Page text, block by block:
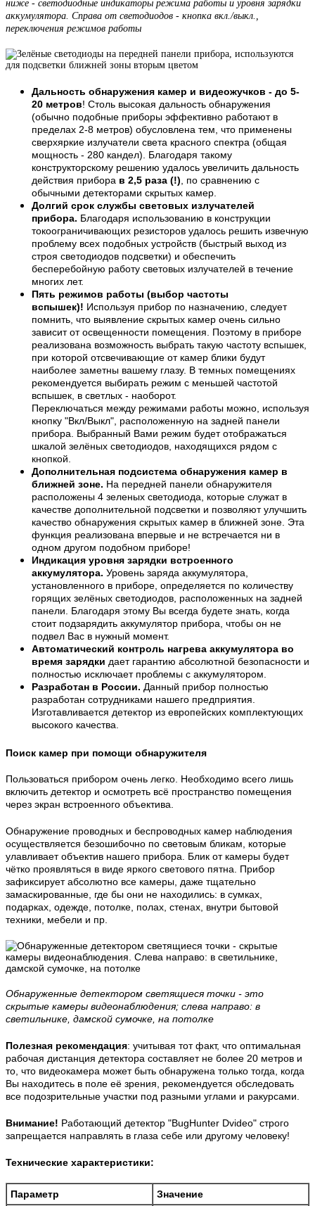
ниже - светодиодные индикаторы режима работы и уровня зарядки
аккумулятора. Справа от светодиодов - кнопка вкл./выкл.,
переключения режимов работы
Дальность обнаружения камер и видеожучков - до 5-
20 метров! Столь высокая дальность обнаружения
(обычно подобные приборы эффективно работают в
пределах 2-8 метров) обусловлена тем, что применены
сверхяркие излучатели света красного спектра (общая
мощность - 280 кандел). Благодаря такому
конструкторскому решению удалось увеличить дальность
действия прибора в 2,5 раза (!) , по сравнению с
обычными детекторами скрытых камер.
Долгий срок службы световых излучателей
прибора. Благодаря использованию в конструкции
токоограничивающих резисторов удалось решить извечную
проблему всех подобных устройств (быстрый выход из
строя светодиодов подсветки) и обеспечить
бесперебойную работу световых излучателей в течение
многих лет.
Пять режимов работы (выбор частоты
вспышек)! Используя прибор по назначению, следует
помнить, что выявление скрытых камер очень сильно
зависит от освещенности помещения. Поэтому в приборе
реализована возможность выбрать такую частоту вспышек,
при которой отсвечивающие от камер блики будут
наиболее заметны вашему глазу. В темных помещениях
рекомендуется выбирать режим с меньшей частотой
вспышек, в светлых - наоборот.
Переключаться между режимами работы можно, используя
кнопку "Вкл/Выкл", расположенную на задней панели
прибора. Выбранный Вами режим будет отображаться
шкалой зелёных светодиодов, находящихся рядом с
кнопкой.
Дополнительная подсистема обнаружения камер в
ближней зоне. На передней панели обнаружителя
расположены 4 зеленых светодиода, которые служат в
качестве дополнительной подсветки и позволяют улучшить
качество обнаружения скрытых камер в ближней зоне. Эта
функция реализована впервые и не встречается ни в
одном другом подобном приборе!
Индикация уровня зарядки встроенного
аккумулятора. Уровень заряда аккумулятора,
установленного в приборе, определяется по количеству
горящих зелёных светодиодов, расположенных на задней
панели. Благодаря этому Вы всегда будете знать, когда
стоит подзарядить аккумулятор прибора, чтобы он не
подвел Вас в нужный момент.
Автоматический контроль нагрева аккумулятора во
время зарядки дает гарантию абсолютной безопасности и
полностью исключает проблемы с аккумулятором.
Разработан в России. Данный прибор полностью
разработан сотрудниками нашего предприятия.
Изготавливается детектор из европейских комплектующих
высокого качества.
Поиск камер при помощи обнаружителя
Пользоваться прибором очень легко. Необходимо всего лишь
включить детектор и осмотреть всё пространство помещения
через экран встроенного объектива.
Обнаружение проводных и беспроводных камер наблюдения
осуществляется безошибочно по световым бликам, которые
улавливает объектив нашего прибора. Блик от камеры будет
чётко проявляться в виде яркого светового пятна. Прибор
зафиксирует абсолютно все камеры, даже тщательно
замаскированные, где бы они не находились: в сумках,
подарках, одежде, потолке, полах, стенах, внутри бытовой
техники, мебели и пр.
Обнаруженные детектором светящиеся точки - это
скрытые камеры видеонаблюдения; слева направо: в
светильнике, дамской сумочке, на потолке
Полезная рекомендация: учитывая тот факт, что оптимальная
рабочая дистанция детектора составляет не более 20 метров и
то, что видеокамера может быть обнаружена только тогда, когда
Вы находитесь в поле её зрения, рекомендуется обследовать
все подозрительные участки под разными углами и ракурсами.
Внимание! Работающий детектор "BugHunter Dvideo" строго
запрещается направлять в глаза себе или другому человеку!
Технические характеристики:
Параметр Значение